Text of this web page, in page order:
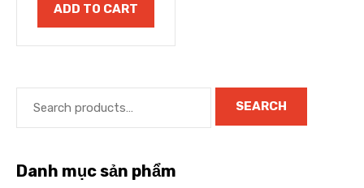
ADD TO CART
SEARCH
Danh mục sản phẩm